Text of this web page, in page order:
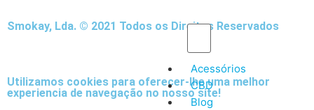
Acessórios
CBD
Blog
Smokay, Lda. © 2021 Todos os Direitos Reservados
Utilizamos cookies para oferecer-lhe uma melhor
experiencia de navegação no nosso site!